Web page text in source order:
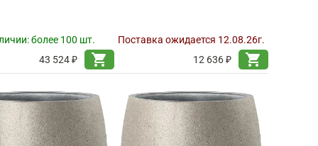
более 100 шт.
43 524 ₽
shopping_cart
Поставка ожидается 12.08.26г.
12 636 ₽
shopping_cart